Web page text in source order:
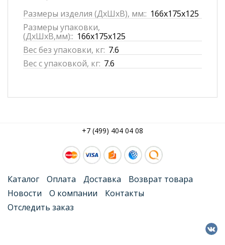
Размеры изделия (ДхШхВ), мм:: 166x175x125
Размеры упаковки,
(ДхШхВ,мм):: 166x175x125
Вес без упаковки, кг: 7.6
Вес с упаковкой, кг: 7.6
+7 (499) 404 04 08
Каталог Оплата Доставка
Возврат товара
Новости
О компании
Контакты
Отследить заказ